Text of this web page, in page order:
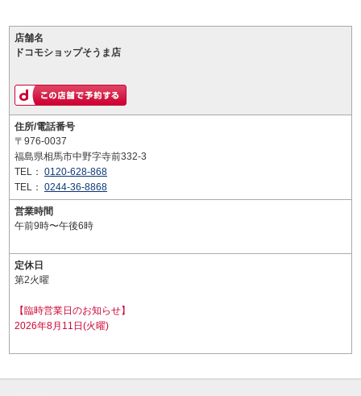
店舗名
ドコモショップそうま店
住所/電話番号
〒976-0037
福島県相馬市中野字寺前332-3
TEL： 0120-628-868
TEL： 0244-36-8868
営業時間
午前9時〜午後6時
定休日
第2火曜
【臨時営業日のお知らせ】
2026年8月11日(火曜)